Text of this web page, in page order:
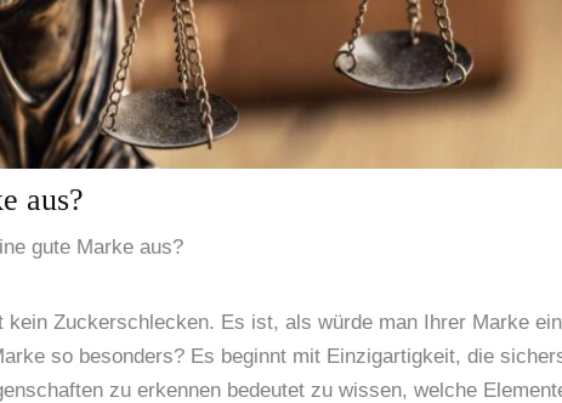
aus?
gute Marke aus?
Zuckerschlecken. Es ist, als würde man Ihrer Marke
so besonders? Es beginnt mit Einzigartigkeit, die
zu erkennen bedeutet zu wissen, welche